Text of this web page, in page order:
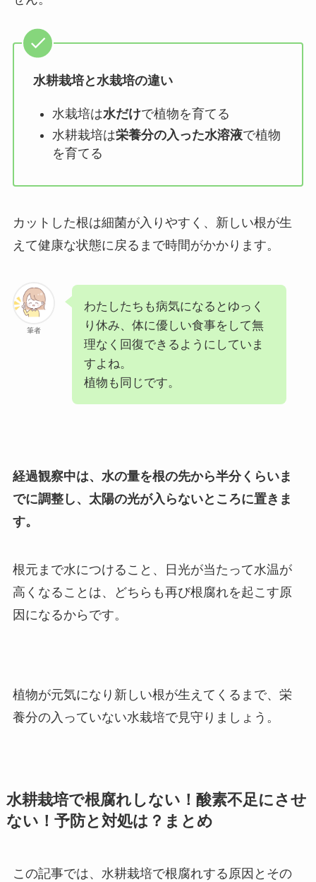
水耕栽培と水栽培の違い
水栽培は水だけで植物を育てる
水耕栽培は栄養分の入った水溶液で植物
を育てる
カットした根は細菌が入りやすく、新しい根が生
えて健康な状態に戻るまで時間がかかります。
筆者
わたしたちも病気になるとゆっく
り休み、体に優しい食事をして無
理なく回復できるようにしていま
すよね。
植物も同じです。
経過観察中は、水の量を根の先から半分くらいま
でに調整し、太陽の光が入らないところに置きま
す。
根元まで水につけること、日光が当たって水温が
高くなることは、どちらも再び根腐れを起こす原
因になるからです。
植物が元気になり新しい根が生えてくるまで、栄
養分の入っていない水栽培で見守りましょう。
水耕栽培で根腐れしない！酸素不足にさせ
ない！予防と対処は？まとめ
この記事では、水耕栽培で根腐れする原因とその